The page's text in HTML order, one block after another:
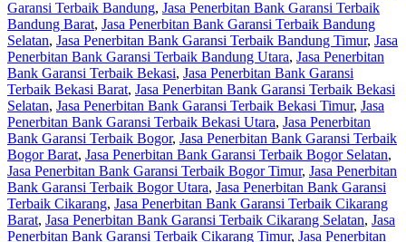
Garansi Terbaik Bandung, Jasa Penerbitan Bank Garansi Terbaik
Bandung Barat, Jasa Penerbitan Bank Garansi Terbaik Bandung
Selatan, Jasa Penerbitan Bank Garansi Terbaik Bandung Timur, Jasa
Penerbitan Bank Garansi Terbaik Bandung Utara, Jasa Penerbitan
Bank Garansi Terbaik Bekasi, Jasa Penerbitan Bank Garansi
Terbaik Bekasi Barat, Jasa Penerbitan Bank Garansi Terbaik Bekasi
Selatan, Jasa Penerbitan Bank Garansi Terbaik Bekasi Timur, Jasa
Penerbitan Bank Garansi Terbaik Bekasi Utara, Jasa Penerbitan
Bank Garansi Terbaik Bogor, Jasa Penerbitan Bank Garansi Terbaik
Bogor Barat, Jasa Penerbitan Bank Garansi Terbaik Bogor Selatan,
Jasa Penerbitan Bank Garansi Terbaik Bogor Timur, Jasa Penerbitan
Bank Garansi Terbaik Bogor Utara, Jasa Penerbitan Bank Garansi
Terbaik Cikarang, Jasa Penerbitan Bank Garansi Terbaik Cikarang
Barat, Jasa Penerbitan Bank Garansi Terbaik Cikarang Selatan, Jasa
Penerbitan Bank Garansi Terbaik Cikarang Timur, Jasa Penerbitan